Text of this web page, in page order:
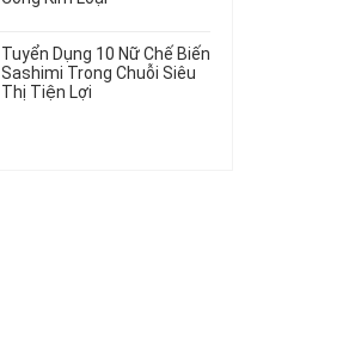
Lương
Tư
Việc
Làm
Nhật
2024
luận
Tuyển
Dụng
20
Nữ
có
bình
luận
ở
Tuyển Dụng 10 Nữ Chế Biến
Sashimi Trong Chuỗi Siêu
Thị Tiện Lợi